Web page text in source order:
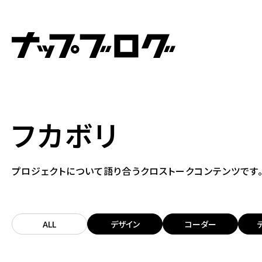
フカボリ
プロジェクトについて語り合うクロストークコンテンツです
ALL デザイン コーダー